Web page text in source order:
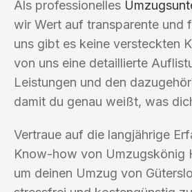
Als professionelles
wir Wert auf transparente und
uns gibt es keine versteckten
von uns eine detaillierte
Leistungen und den
damit du genau weißt, was
Vertraue auf die langjährige
Know-how von Umzugskönig
um deinen Umzug von